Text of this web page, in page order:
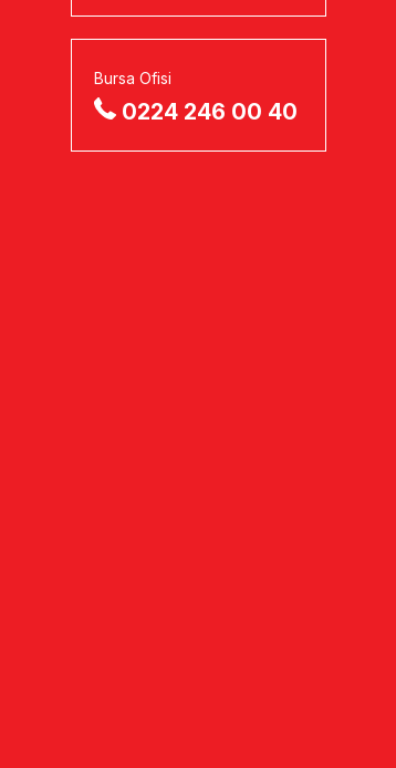
Bursa Ofisi
0224 246 00 40